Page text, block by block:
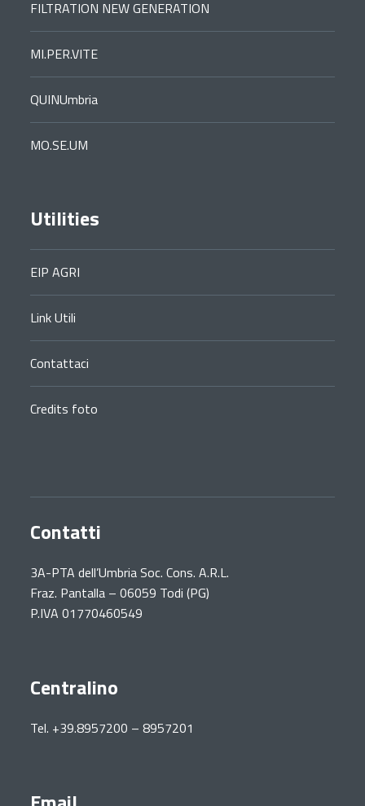
FILTRATION NEW GENERATION
MI.PER.VITE
QUINUmbria
MO.SE.UM
Utilities
EIP AGRI
Link Utili
Contattaci
Credits foto
Contatti
3A-PTA dell’Umbria Soc. Cons. A.R.L.
Fraz. Pantalla – 06059 Todi (PG)
P.IVA 01770460549
Centralino
Tel. +39.8957200 – 8957201